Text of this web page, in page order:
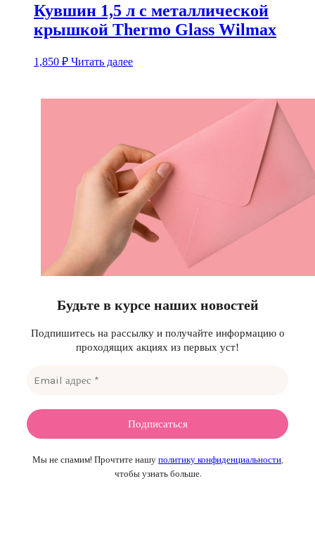
Кувшин 1,5 л с металлической
крышкой Thermo Glass Wilmax
1,850 ₽ Читать далее
Будьте в курсе наших новостей
Подпишитесь на рассылку и получайте информацию о
проходящих акциях из первых уст!
Мы не спамим! Прочтите нашу политику конфиденциальности
чтобы узнать больше.